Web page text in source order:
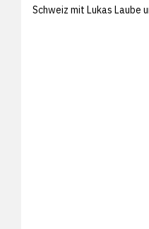
Schweiz mit Lukas Laube